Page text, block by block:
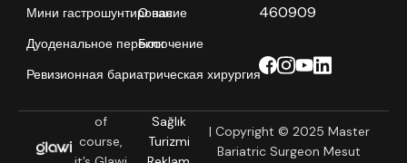
Мини гастрошунтирование
Дуоденальное переключение
Ревизионная бариатрическая хирургия
О нас
Блог
460909
of
course,
Sağlık
Turizmi
| Copyright © 2025 Master
Bariatric Surgeon Mesut